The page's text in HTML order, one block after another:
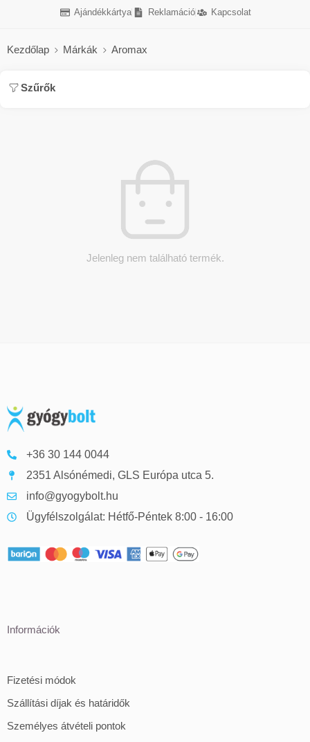
Ajándékkártya Reklamáció Kapcsolat
Kezdőlap Márkák Aromax
Szűrők
Jelenleg nem található termék.
+36 30 144 0044
2351 Alsónémedi, GLS Európa utca 5.
info@gyogybolt.hu
Ügyfélszolgálat: Hétfő-Péntek 8:00 - 16:00
Információk
Fizetési módok
Szállítási díjak és határidők
Személyes átvételi pontok